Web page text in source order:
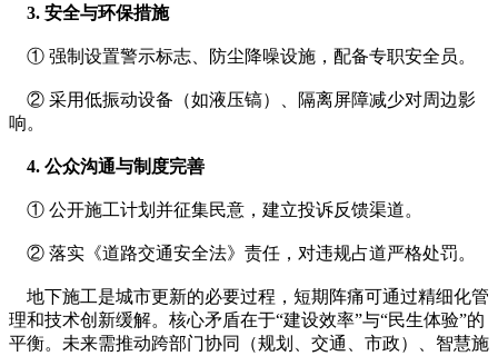
3. 安全与环保措施
① 强制设置警示标志、防尘降噪设施，配备专职安全员。
响。
4. 公众沟通与制度完善
① 公开施工计划并征集民意，建立投诉反馈渠道。
② 落实《道路交通安全法》责任，对违规占道严格处罚。
理和技术创新缓解。核心矛盾在于“建设效率”与“民生体验”的
平衡。未来需推动跨部门协同（规划、交通、市政）、智慧施